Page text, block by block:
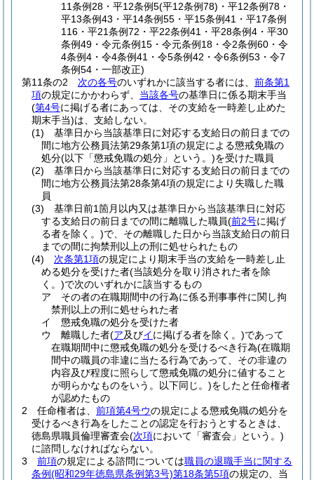
11条例28・平12条例5(平12条例78)・平12条例78・
平13条例43・平14条例55・平15条例41・平17条例
116・平21条例72・平22条例41・平28条例4・平30
条例49・令元条例15・令元条例18・令2条例60・令
4条例4・令4条例41・令5条例42・令6条例53・令7
条例54・一部改正)
第11条の2
次の各号のいずれかに該当する者には、 前条第1
項の規定にかかわらず、 当該各号の基準日に係る期末手当
(第4号に掲げる者にあっては、その支給を一時差し止めた
期末手当)は、支給しない。
(1)
基準日から当該基準日に対応する支給日の前日までの
間に地方公務員法第29条第1項の規定による懲戒免職の
処分(以下「懲戒免職の処分」という。)を受けた職員
(2)
基準日から当該基準日に対応する支給日の前日までの
間に地方公務員法第28条第4項の規定により失職した職
員
(3)
基準日前1箇月以内又は基準日から当該基準日に対応
する支給日の前日までの間に離職した職員(前2号に掲げ
る者を除く。)で、その離職した日から当該支給日の前日
までの間に拘禁刑以上の刑に処せられたもの
(4)
次条第1項の規定により期末手当の支給を一時差し止
める処分を受けた者(当該処分を取り消された者を除
く。)で次のいずれかに該当するもの
ア
その者の在職期間中の行為に係る刑事事件に関し拘
禁刑以上の刑に処せられた者
イ
懲戒免職の処分を受けた者
ウ
離職した者(ア及びイに掲げる者を除く。)であって
在職期間中に懲戒免職の処分を受けるべき行為(在職期
間中の職員の非違に当たる行為であって、その非違の
内容及び程度に照らして懲戒免職の処分に値すること
が明らかなものをいう。以下同じ。)をしたと任命権者
が認めたもの
2
任命権者は、 前項第4号ウの規定による懲戒免職の処分を
受けるべき行為をしたことの認定を行おうとするときは、
徳島県職員倫理審査会(次項において「審査会」という。)
に諮問しなければならない。
3
前項の規定による諮問については職員の退職手当に関する
条例(昭和29年徳島県条例第3号)第18条第5項の規定の、当